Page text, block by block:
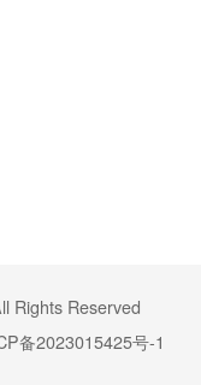
Rights Reserved
备2023015425号-1